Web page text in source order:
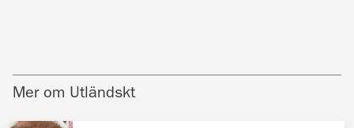
Mer om Utländskt